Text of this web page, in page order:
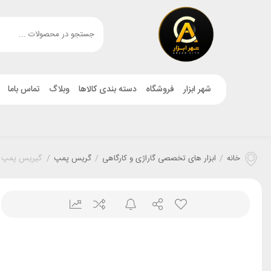
شهر ابزار فروشگاه دسته بندی کالاها وبلاگ تماس باما
خانه / ابزار های تخصصی گاراژی و کارگاهی / گریس پمپ / گیریس پمپ